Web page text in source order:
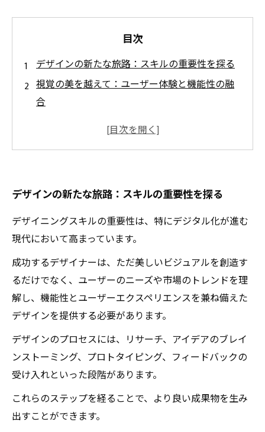
目次
デザインの新たな旅路：スキルの重要性を探る
視覚の美を越えて：ユーザー体験と機能性の融
合
成功するデザイナーに求められる能力とは？
ち抜く
業界のトレンドを読み解く：未来を見据えたデ
ザイン
デザインの新たな旅路：スキルの重要性を探る
デザイニングスキルの重要性は、特にデジタル化が進む
現代において高まっています。
成功するデザイナーは、ただ美しいビジュアルを創造す
るだけでなく、ユーザーのニーズや市場のトレンドを理
解し、機能性とユーザーエクスペリエンスを兼ね備えた
デザインを提供する必要があります。
デザインのプロセスには、リサーチ、アイデアのブレイ
ンストーミング、プロトタイピング、フィードバックの
受け入れといった段階があります。
これらのステップを経ることで、より良い成果物を生み
出すことができます。